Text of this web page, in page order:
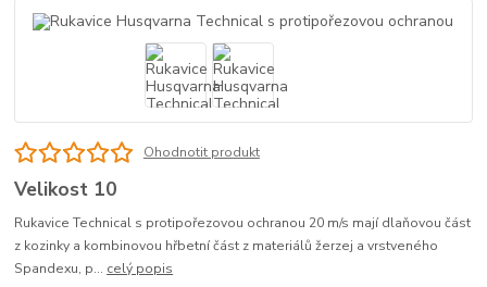
Ohodnotit produkt
Velikost 10
Rukavice Technical s protipořezovou ochranou 20 m/s mají dlaňovou část
z kozinky a kombinovou hřbetní část z materiálů žerzej a vrstveného
Spandexu, p... celý popis